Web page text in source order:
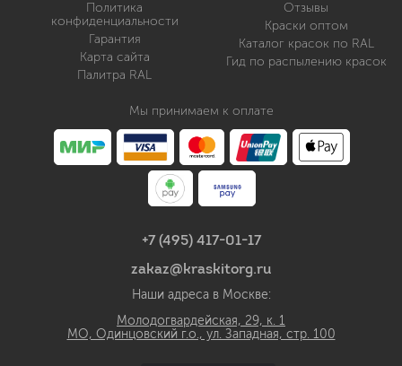
Политика
конфиденциальности
Гарантия
Карта сайта
Палитра RAL
Отзывы
Краски оптом
Каталог красок по RAL
Гид по распылению красок
Мы принимаем к оплате
+7 (495) 417-01-17
zakaz@kraskitorg.ru
Наши адреса в Москве:
Молодогвардейская, 29, к. 1
МО, Одинцовский г.о., ул. Западная, стр. 100